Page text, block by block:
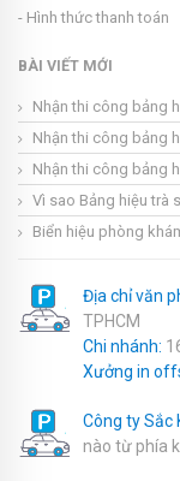
- Hình thức thanh toán
BÀI VIẾT MỚI
Nhận thi công bảng
Nhận thi công bảng
Nhận thi công bảng
Vì sao Bảng hiệu trà
Biển hiệu phòng
Địa chỉ văn
TPHCM
Chi nhánh:
Xưởng in
Công ty Sắc
nào từ phía